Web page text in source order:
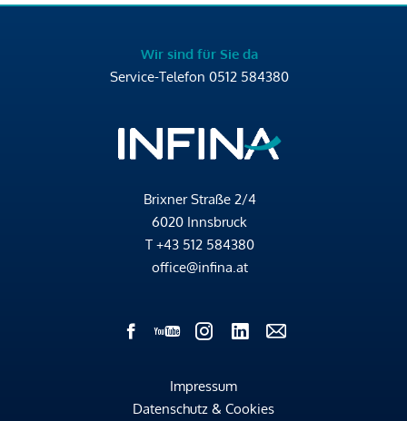
Wir sind für Sie da
Service-Telefon 0512 584380
Brixner Straße 2/4
6020 Innsbruck
T +43 512 584380
office@infina.at
Impressum
Datenschutz & Cookies